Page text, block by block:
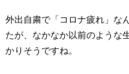
外出自粛で「コロナ疲れ」な
たが、なかなか以前のような
かりそうですね。